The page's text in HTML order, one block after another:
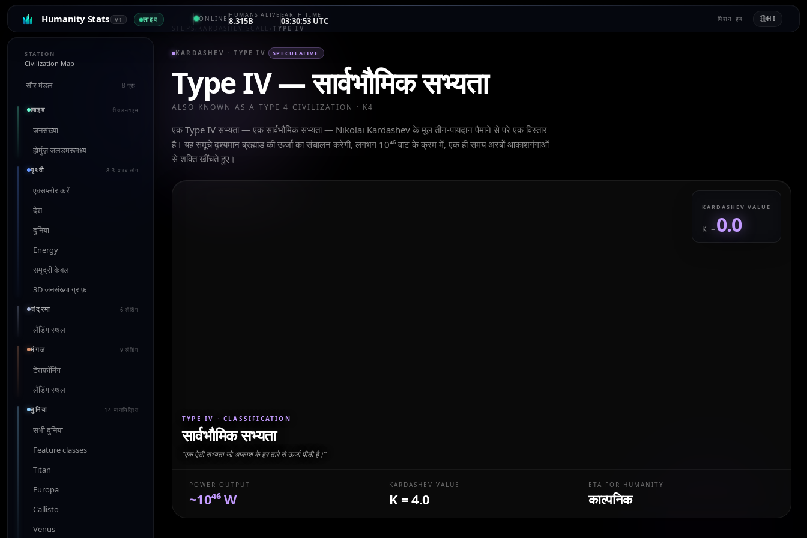
Humanity Stats V1 लाइव ONLINE HUMANS ALIVE
8.315B
EARTH TIME
03:30:53 UTC मिशन हब HI
STATION
Civilization Map
सौर मंडल 8 ग्रह
लाइव रीयल-टाइम
जनसंख्या
होर्मुज़ जलडमरूमध्य
पृथ्वी 8.3 अरब लोग
एक्सप्लोर करें
देश
दुनिया
Energy
समुद्री केबल
3D जनसंख्या ग्राफ़
चंद्रमा 6 लैंडिंग
लैंडिंग स्थल
मंगल 9 लैंडिंग
टेराफ़ॉर्मिंग
लैंडिंग स्थल
दुनिया 14 मानचित्रित
सभी दुनिया
Feature classes
Titan
Europa
Callisto
Venus
STEPS KARDASHEV SCALE ›TYPE IV
KARDASHEV ·TYPE IV SPECULATIVE
Type IV—सार्वभौमिक सभ्यता
ALSO KNOWN AS A TYPE4 CIVILIZATION · K4
एक Type IV सभ्यता — एक सार्वभौमिक सभ्यता — Nikolai Kardashev के मूल तीन-पायदान पैमाने से परे एक विस्तार
है। यह समूचे दृश्यमान ब्रह्मांड की ऊर्जा का संचालन करेगी, लगभग 10⁴⁶ वाट के क्रम में, एक ही समय अरबों आकाशगंगाओं
से शक्ति खींचते हुए।
KARDASHEV VALUE
K = 0.0
TYPE IV · CLASSIFICATION
सार्वभौमिक सभ्यता
“एक ऐसी सभ्यता जो आकाश के हर तारे से ऊर्जा पीती है।”
POWER OUTPUT
~10⁴⁶ W
KARDASHEV VALUE
K = 4.0
ETA FOR HUMANITY
काल्पनिक